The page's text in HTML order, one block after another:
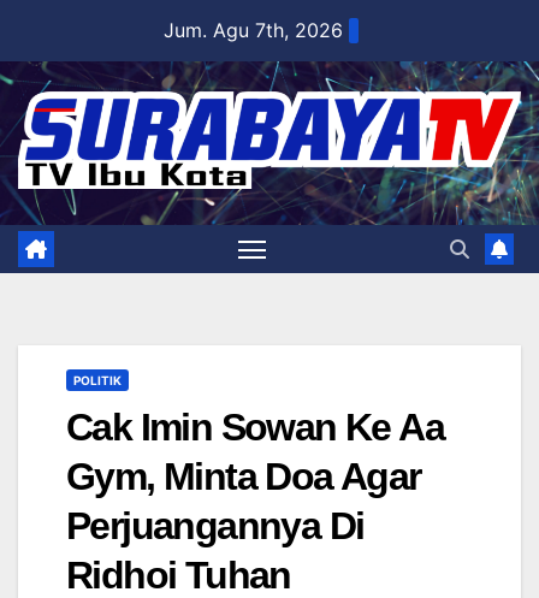
content
Jum. Agu 7th, 2026
POLITIK
Cak Imin Sowan Ke Aa
Gym, Minta Doa Agar
Perjuangannya Di
Ridhoi Tuhan